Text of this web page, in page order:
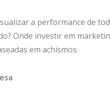
a performance de
Onde investir em
em achismos.